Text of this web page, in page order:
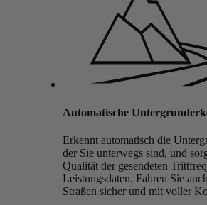
Automatische
Erkennt automatisch die
der Sie unterwegs sind, und
Qualität der gesendeten
Leistungsdaten. Fahren Sie
Straßen sicher und mit voller